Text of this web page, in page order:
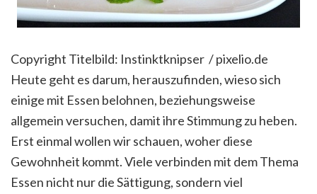
Copyright Titelbild: Instinktknipser / pixelio.de
Heute geht es darum, herauszufinden, wieso sich
einige mit Essen belohnen, beziehungsweise
allgemein versuchen, damit ihre Stimmung zu heben.
Erst einmal wollen wir schauen, woher diese
Gewohnheit kommt. Viele verbinden mit dem Thema
Essen nicht nur die Sättigung, sondern viel